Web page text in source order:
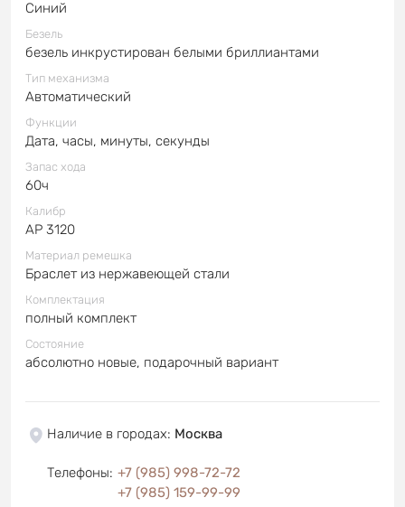
Синий
Безель
безель инкрустирован белыми бриллиантами
Тип механизма
Автоматический
Функции
Дата, часы, минуты, секунды
Запас хода
60ч
Калибр
AP 3120
Материал ремешка
Браслет из нержавеющей стали
Комплектация
полный комплект
Состояние
абсолютно новые, подарочный вариант
Наличие в городах: Москва
Телефоны: +7 (985) 998-72-72
+7 (985) 159-99-99